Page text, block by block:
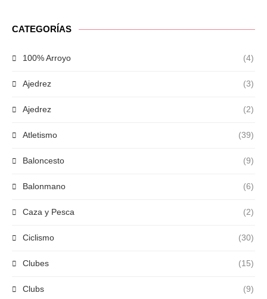
CATEGORÍAS
100% Arroyo (4)
Ajedrez (3)
Ajedrez (2)
Atletismo (39)
Baloncesto (9)
Balonmano (6)
Caza y Pesca (2)
Ciclismo (30)
Clubes (15)
Clubs (9)